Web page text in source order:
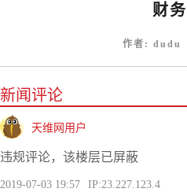
财
作者: dudu
新闻评论
天维网用户
违规评论，该楼层已屏蔽
2019-07-03 19:57 IP:23.227.123.4